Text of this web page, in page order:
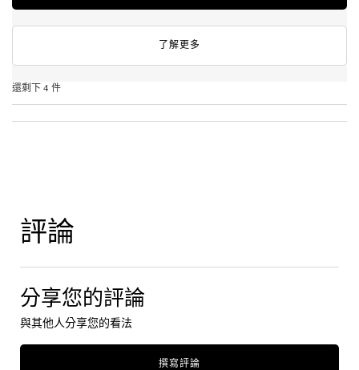
了解更多
還剩下 4 件
評論
分享您的評論
與其他人分享您的看法
撰寫評論